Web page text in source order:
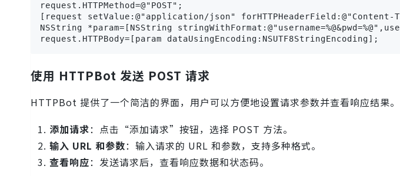
request.HTTPMethod=@"POST";
[request setValue:@"application/json" forHTTPHeaderField:@"Content-
NSString *param=[NSString
request.HTTPBody=[param dataUsingEncoding:NSUTF8StringEncoding];
使用 HTTPBot 发送 POST 请求
HTTPBot 提供了一个简洁的界面，用户可以方便地设置请求参数并查看响应结果。
添加请求：点击“添加请求”按钮，选择 POST 方法。
输入 URL 和参数：输入请求的 URL 和参数，支持多种格式。
查看响应：发送请求后，查看响应数据和状态码。